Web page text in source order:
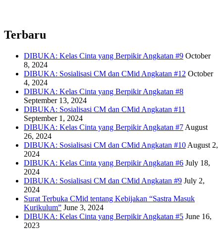
Terbaru
DIBUKA: Kelas Cinta yang Berpikir Angkatan #9 October
8, 2024
DIBUKA: Sosialisasi CM dan CMid Angkatan #12 October
4, 2024
DIBUKA: Kelas Cinta yang Berpikir Angkatan #8
September 13, 2024
DIBUKA: Sosialisasi CM dan CMid Angkatan #11
September 1, 2024
DIBUKA: Kelas Cinta yang Berpikir Angkatan #7 August
26, 2024
DIBUKA: Sosialisasi CM dan CMid Angkatan #10 August 2,
2024
DIBUKA: Kelas Cinta yang Berpikir Angkatan #6 July 18,
2024
DIBUKA: Sosialisasi CM dan CMid Angkatan #9 July 2,
2024
Surat Terbuka CMid tentang Kebijakan “Sastra Masuk
Kurikulum” June 3, 2024
DIBUKA: Kelas Cinta yang Berpikir Angkatan #5 June 16,
2023